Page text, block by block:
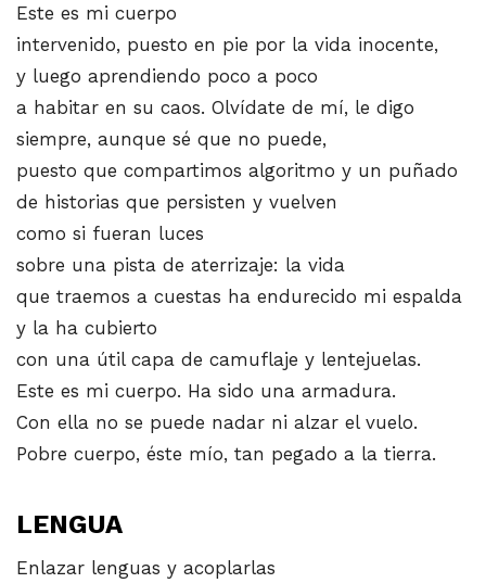
Este es mi cuerpo
intervenido, puesto en pie por la vida inocente,
y luego aprendiendo poco a poco
a habitar en su caos. Olvídate de mí, le digo
siempre, aunque sé que no puede,
puesto que compartimos algoritmo y un puñado
de historias que persisten y vuelven
como si fueran luces
sobre una pista de aterrizaje: la vida
que traemos a cuestas ha endurecido mi espalda
y la ha cubierto
con una útil capa de camuflaje y lentejuelas.
Este es mi cuerpo. Ha sido una armadura.
Con ella no se puede nadar ni alzar el vuelo.
Pobre cuerpo, éste mío, tan pegado a la tierra.
LENGUA
Enlazar lenguas y acoplarlas